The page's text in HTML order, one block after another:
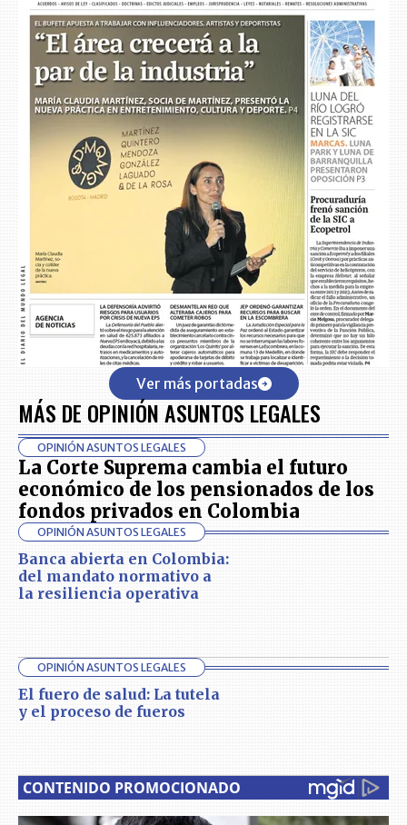
Ver más portadas
MÁS DE OPINIÓN ASUNTOS LEGALES
OPINIÓN ASUNTOS LEGALES
La Corte Suprema cambia el futuro
económico de los pensionados de los
fondos privados en Colombia
OPINIÓN ASUNTOS LEGALES
Banca abierta en Colombia:
del mandato normativo a
la resiliencia operativa
OPINIÓN ASUNTOS LEGALES
El fuero de salud: La tutela
y el proceso de fueros